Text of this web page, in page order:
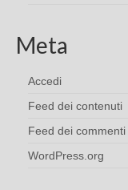
Meta
Accedi
Feed dei contenuti
Feed dei commenti
WordPress.org